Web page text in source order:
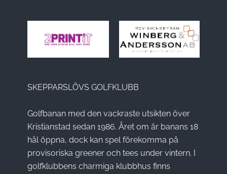
SKEPPARSLÖVS GOLFKLUBB
Golfbanan med den vackraste utsikten över
Kristianstad sedan 1986. Året om är banans 18
hål öppna, dock kan spel förekomma på
provisoriska greener och tees under vintern. I
golfklubbens charmiga klubbhus finns